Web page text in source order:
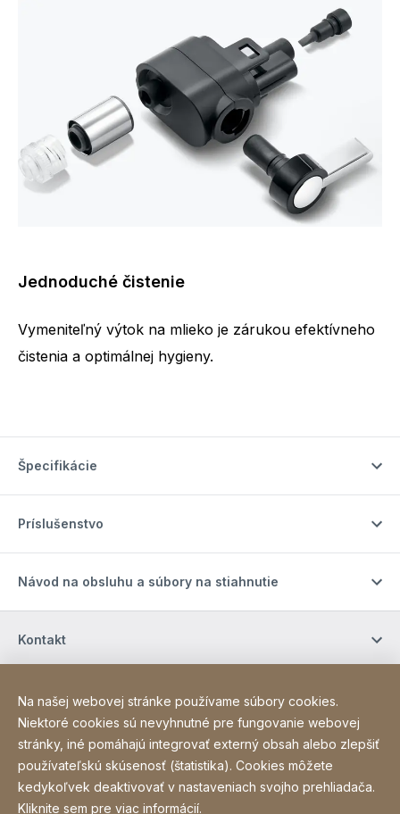
Jednoduché čistenie
Vymeniteľný výtok na mlieko je zárukou efektívneho
čistenia a optimálnej hygieny.
Špecifikácie
Príslušenstvo
Návod na obsluhu a súbory na stiahnutie
Kontakt
Kontakt
Site Web
[Website information]
Poďakovanie
Ochrana osobných údajov
Vyhlásenie o prístupnosti
Sitemap
Na našej webovej stránke používame súbory cookies.
Niektoré cookies sú nevyhnutné pre fungovanie webovej
stránky, iné pomáhajú integrovať externý obsah alebo zlepšiť
používateľskú skúsenosť (štatistika). Cookies môžete
kedykoľvek deaktivovať v nastaveniach svojho prehliadača.
Kliknite sem pre viac informácií.